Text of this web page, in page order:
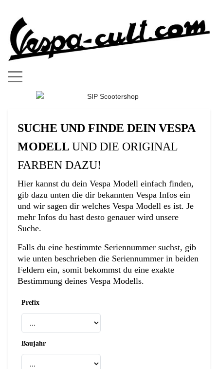
Mobile Menu Toggle
SUCHE UND FINDE DEIN VESPA
MODELLUND DIE ORIGINAL
FARBEN DAZU!
Hier kannst du dein Vespa Modell einfach finden,
gib dazu unten die dir bekannten Vespa Infos ein
und wir sagen dir welches Vespa Modell es ist. Je
mehr Infos du hast desto genauer wird unsere
Suche.
Falls du eine bestimmte Seriennummer suchst, gib
wie unten beschrieben die Seriennummer in beiden
Feldern ein, somit bekommst du eine exakte
Bestimmung deines Vespa Modells.
Prefix
Baujahr